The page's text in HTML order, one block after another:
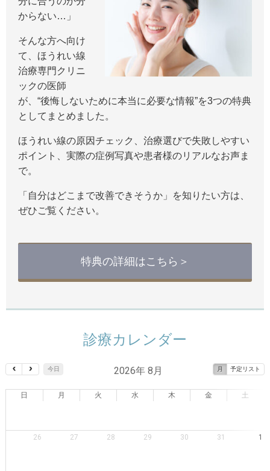
からない…」
そんな方へ向け
て、ほうれい線
治療専門クリニ
ックの医師
が、“後悔しないために本当に必要な情報”を3つの特典
としてまとめました。
ほうれい線の原因チェック、治療選びで失敗しやすい
ポイント、実際の症例写真や患者様のリアルなお声ま
で。
「自分はどこまで改善できそうか」を知りたい方は、
ぜひご覧ください。
特典の詳細はこちら＞
診療カレンダー
今日 月 予定リスト
2026年 8月
日 月 火 水 木 金 土
26 27 28 29 30 31 1